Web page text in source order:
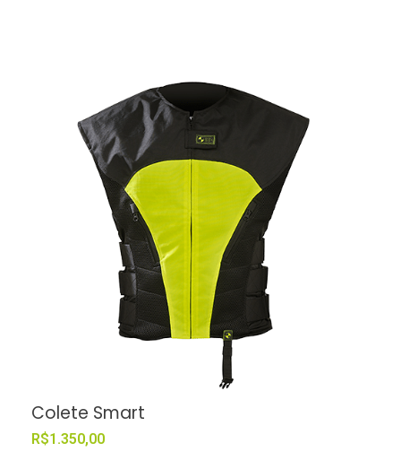
Colete Smart
R$1.350,00